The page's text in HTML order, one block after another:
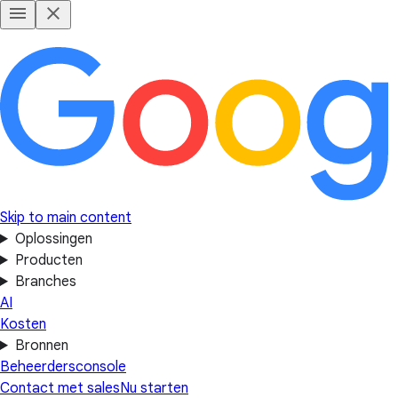
Skip to main content
Oplossingen
Producten
Branches
AI
Kosten
Bronnen
Beheerdersconsole
Contact met salesNu starten